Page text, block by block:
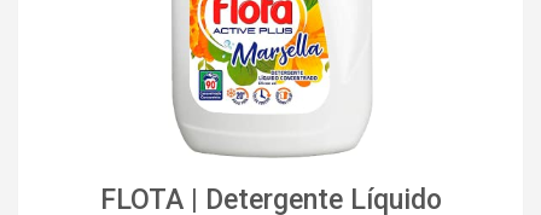
FLOTA | Detergente Líquido